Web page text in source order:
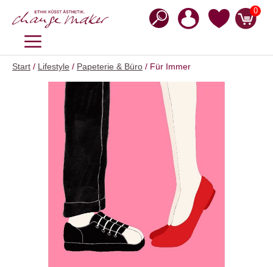
Inhalt
0
MENÜ
Start / Lifestyle / Papeterie & Büro / Für Immer